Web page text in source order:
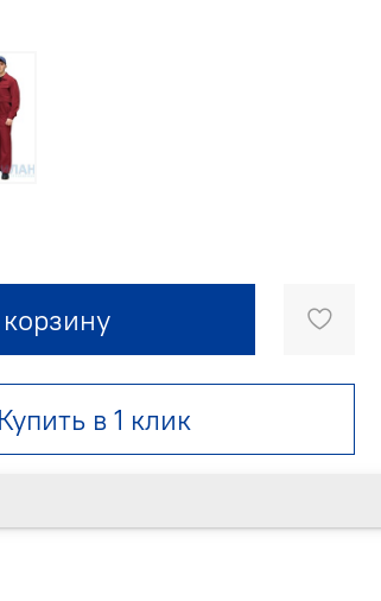
Купить в 1 клик